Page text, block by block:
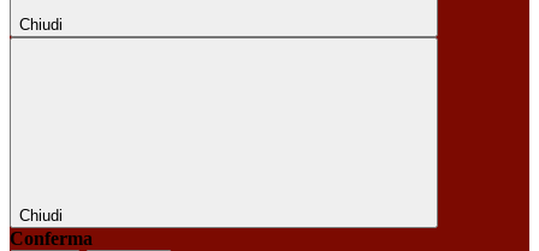
Chiudi
Chiudi
Conferma